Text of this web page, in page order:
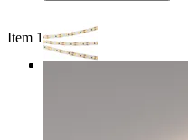
Item 1 of 4